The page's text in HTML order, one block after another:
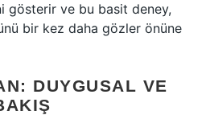
gösterir ve bu basit deney,
bir kez daha gözler önüne
DUYGUSAL VE